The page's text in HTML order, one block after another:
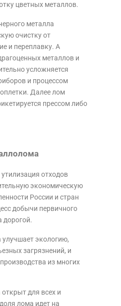
цветных металлов.
металла
очистку от
и переплавку. А
металлов и
усложняется
и процессом
Далее лом
прессом либо
отходов
экономическую
России и стран
добычи первичного
дорогой.
экологию,
загрязнений, и
из многих
для всех и
лома идет на